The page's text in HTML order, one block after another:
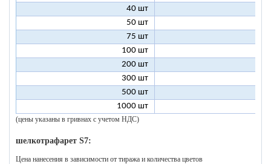
40 шт
50 шт
75 шт
100 шт
200 шт
300 шт
500 шт
1000 шт
(цены указаны в гривнах с учетом НДС)
шелкотрафарет S7:
Цена нанесения в зависимости от тиража и количества цветов